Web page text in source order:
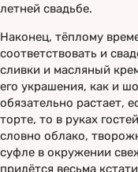
летней свадьбе.
Наконец, тёплому
соответствовать и
сливки и масляный
его украшения, как и
обязательно растает,
торте, то в руках
словно облако,
суфле в окружении
придётся весьма